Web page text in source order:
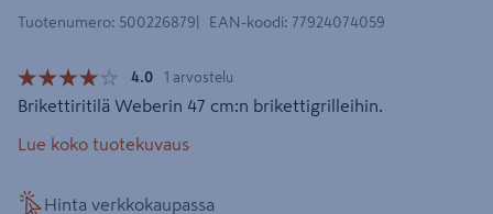
Tuotenumero: 500226879 EAN-koodi: 77924074059
4.0 1 arvostelu
Brikettiritilä Weberin 47 cm:n brikettigrilleihin.
Lue koko tuotekuvaus
Hinta verkkokaupassa